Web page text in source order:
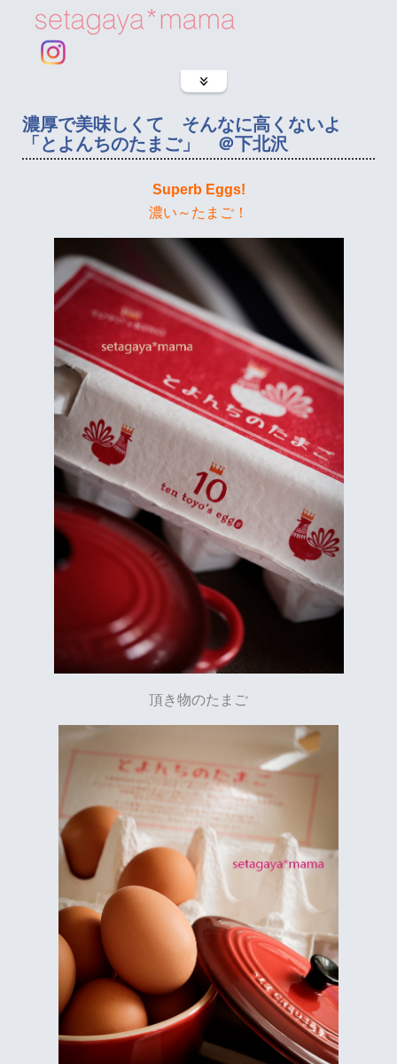
濃厚で美味しくて そんなに高くないよ
「とよんちのたまご」 ＠下北沢
Superb Eggs!
濃い～たまご！
頂き物のたまご